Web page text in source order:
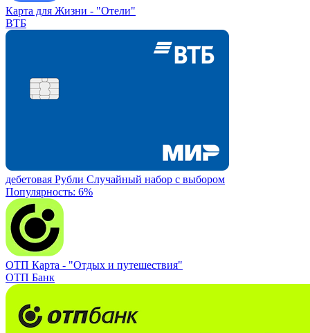
Карта для Жизни - "Отели"
ВТБ
дебетовая Рубли Случайный набор с выбором
Популярность: 6%
ОТП Карта - "Отдых и путешествия"
ОТП Банк